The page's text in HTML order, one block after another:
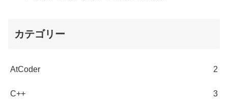
カテゴリー
AtCoder 2
C++ 3